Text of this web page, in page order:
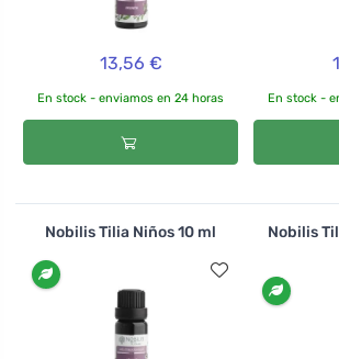
13,56 €
En stock - enviamos en 24 horas En stock -
Nobilis Tilia Niños 10 ml
Nobilis